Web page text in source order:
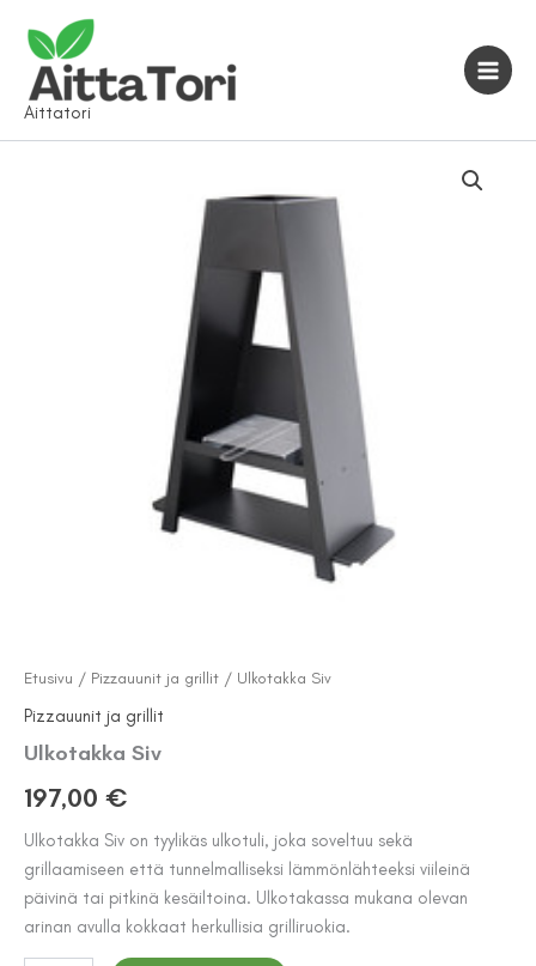
sisältöön
Aittatori
Etusivu / Pizzauunit ja grillit / Ulkotakka Siv
Pizzauunit ja grillit
Ulkotakka Siv
197,00 €
Ulkotakka Siv on tyylikäs ulkotuli, joka soveltuu sekä
grillaamiseen että tunnelmalliseksi lämmönlähteeksi viileinä
päivinä tai pitkinä kesäiltoina. Ulkotakassa mukana olevan
arinan avulla kokkaat herkullisia grilliruokia.